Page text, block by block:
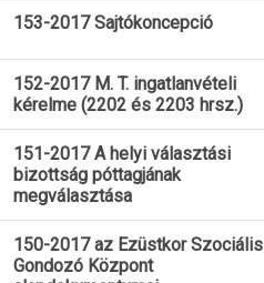
153-2017 Sajtókoncepció
152-2017 M. T. ingatlanvételi
kérelme (2202 és 2203 hrsz.)
151-2017 A helyi választási
bizottság póttagjának
megválasztása
150-2017 az Ezüstkor Szociális
Gondozó Központ